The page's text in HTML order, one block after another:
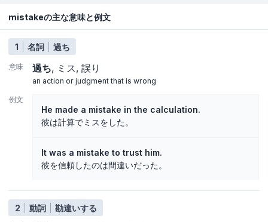
mistakeの主な意味と例文
1 名詞 過ち
意味 過ち ミス 誤り
an action or judgment that is wrong
例文
He made a mistake in the calculation.
彼は計算でミスをした。
It was a mistake to trust him.
彼を信頼したのは間違いだった。
2 動詞 勘違いする